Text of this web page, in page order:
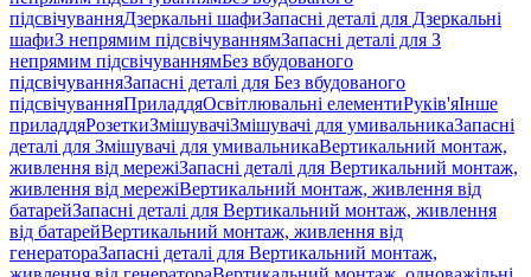
підсвічуванняДзеркальні шафиЗапасні деталі для Дзеркальні
шафиЗ непрямим підсвічуваннямЗапасні деталі для З
непрямим підсвічуваннямБез вбудованого
підсвічуванняЗапасні деталі для Без вбудованого
підсвічуванняПриладдяОсвітлювальні елементиРуків'яІнше
приладдяРозеткиЗмішувачіЗмішувачі для умивальникаЗапасні
деталі для Змішувачі для умивальникаВертикальний монтаж,
живлення від мережіЗапасні деталі для Вертикальний монтаж,
живлення від мережіВертикальний монтаж, живлення від
батарейЗапасні деталі для Вертикальний монтаж, живлення
від батарейВертикальний монтаж, живлення від
генератораЗапасні деталі для Вертикальний монтаж,